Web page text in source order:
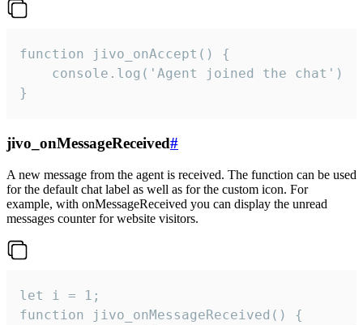
function jivo_onAccept() {
}
jivo_onMessageReceived#
A new message from the agent is received. The function can be used
for the default chat label as well as for the custom icon. For
example, with onMessageReceived you can display the unread
messages counter for website visitors.
let i = 1;
function jivo_onMessageReceived() {